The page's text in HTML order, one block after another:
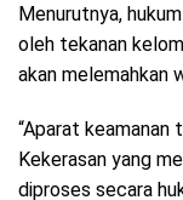
Menurutnya,
oleh tekanan
akan melemahkan
“Aparat keamanan
Kekerasan yang
diproses secara